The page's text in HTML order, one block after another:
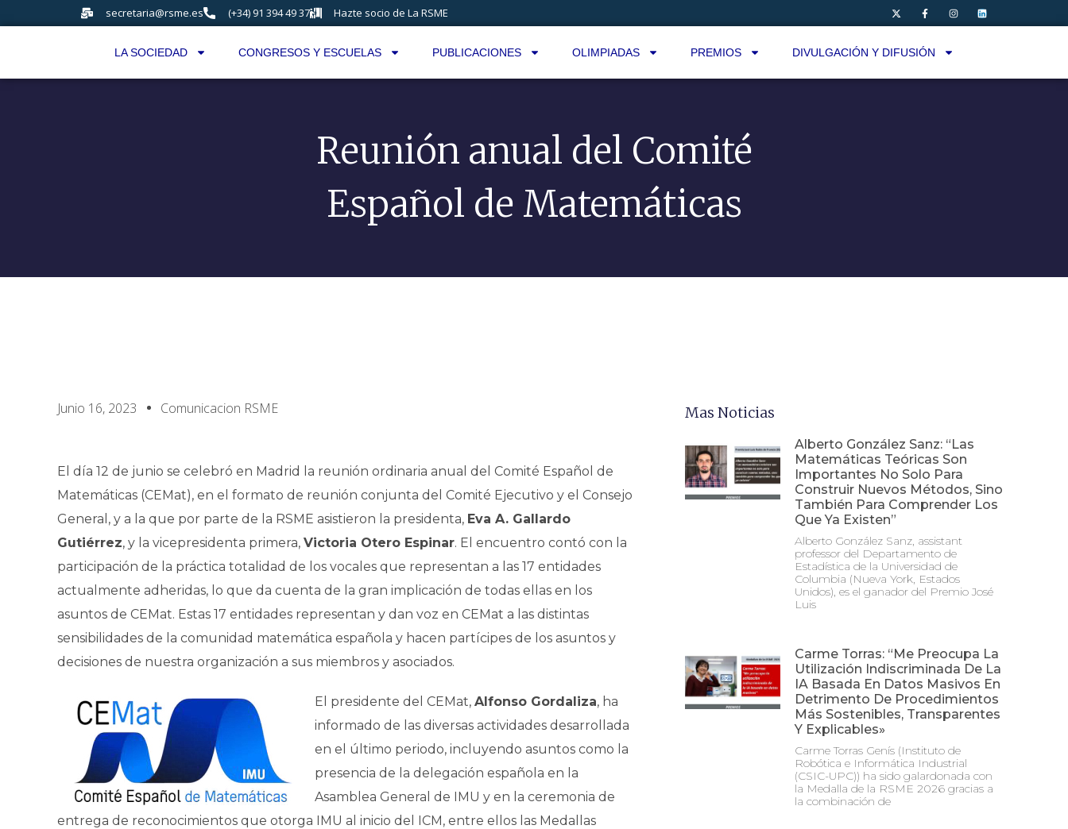
secretaria@rsme.es (+34) 91 394 49 37 Hazte socio de La RSME
LA SOCIEDAD CONGRESOS Y ESCUELAS PUBLICACIONES OLIMPIADAS PREMIOS DIVULGACIÓN Y DIFUSIÓN
Reunión anual del Comité
Español de Matemáticas
Junio 16, 2023 Comunicacion RSME
El día 12 de junio se celebró en Madrid la reunión ordinaria anual del Comité Español de
Matemáticas (CEMat), en el formato de reunión conjunta del Comité Ejecutivo y el Consejo
General, y a la que por parte de la RSME asistieron la presidenta, Eva A. Gallardo
Gutiérrez, y la vicepresidenta primera, Victoria Otero Espinar. El encuentro contó con la
participación de la práctica totalidad de los vocales que representan a las 17 entidades
actualmente adheridas, lo que da cuenta de la gran implicación de todas ellas en los
asuntos de CEMat. Estas 17 entidades representan y dan voz en CEMat a las distintas
sensibilidades de la comunidad matemática española y hacen partícipes de los asuntos y
decisiones de nuestra organización a sus miembros y asociados.
El presidente del CEMat, Alfonso Gordaliza, ha
informado de las diversas actividades desarrollada
en el último periodo, incluyendo asuntos como la
presencia de la delegación española en la
Asamblea General de IMU y en la ceremonia de
entrega de reconocimientos que otorga IMU al inicio del ICM, entre ellos las Medallas
Mas Noticias
Alberto González Sanz: “Las
Matemáticas Teóricas Son
Importantes No Solo Para
Construir Nuevos Métodos, Sino
También Para Comprender Los
Que Ya Existen”
Alberto González Sanz, assistant
professor del Departamento de
Estadística de la Universidad de
Columbia (Nueva York, Estados
Unidos), es el ganador del Premio José
Luis
Carme Torras: “Me Preocupa La
Utilización Indiscriminada De La
IA Basada En Datos Masivos En
Detrimento De Procedimientos
Más Sostenibles, Transparentes
Y Explicables»
Carme Torras Genís (Instituto de
Robótica e Informática Industrial
(CSIC-UPC)) ha sido galardonada con
la Medalla de la RSME 2026 gracias a
la combinación de